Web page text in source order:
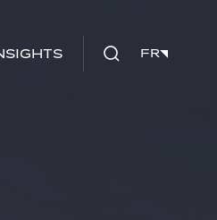
FR
FR